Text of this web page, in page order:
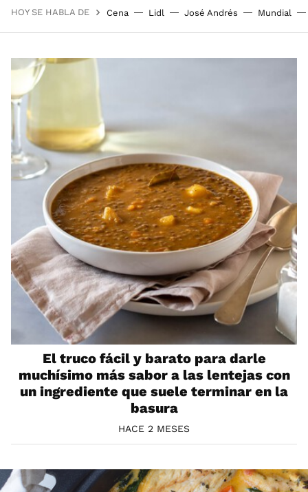
HOY SE HABLA DE Cena Lidl José Andrés Mundial
El truco fácil y barato para darle
muchísimo más sabor a las lentejas con
un ingrediente que suele terminar en la
basura
HACE 2 MESES